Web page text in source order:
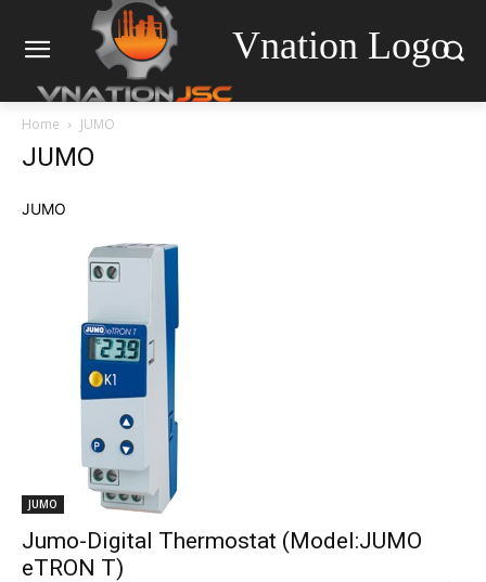
Vnation Logo
Home JUMO
JUMO
JUMO
JUMO
Jumo-Digital Thermostat (Model:JUMO
eTRON T)